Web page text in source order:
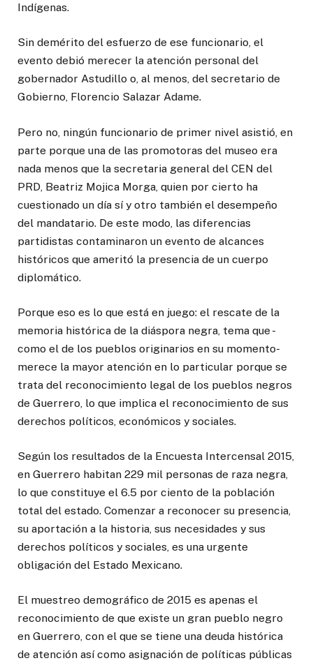
Indígenas.
Sin demérito del esfuerzo de ese funcionario, el
evento debió merecer la atención personal del
gobernador Astudillo o, al menos, del secretario de
Gobierno, Florencio Salazar Adame.
Pero no, ningún funcionario de primer nivel asistió, en
parte porque una de las promotoras del museo era
nada menos que la secretaria general del CEN del
PRD, Beatriz Mojica Morga, quien por cierto ha
cuestionado un día sí y otro también el desempeño
del mandatario. De este modo, las diferencias
partidistas contaminaron un evento de alcances
históricos que ameritó la presencia de un cuerpo
diplomático.
Porque eso es lo que está en juego: el rescate de la
memoria histórica de la diáspora negra, tema que -
como el de los pueblos originarios en su momento-
merece la mayor atención en lo particular porque se
trata del reconocimiento legal de los pueblos negros
de Guerrero, lo que implica el reconocimiento de sus
derechos políticos, económicos y sociales.
Según los resultados de la Encuesta Intercensal 2015,
en Guerrero habitan 229 mil personas de raza negra,
lo que constituye el 6.5 por ciento de la población
total del estado. Comenzar a reconocer su presencia,
su aportación a la historia, sus necesidades y sus
derechos políticos y sociales, es una urgente
obligación del Estado Mexicano.
El muestreo demográfico de 2015 es apenas el
reconocimiento de que existe un gran pueblo negro
en Guerrero, con el que se tiene una deuda histórica
de atención así como asignación de políticas públicas